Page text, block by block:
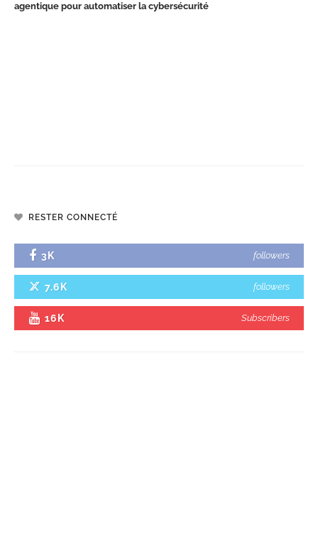
agentique pour automatiser la cybersécurité
RESTER CONNECTÉ
3K followers
7.6K followers
16K Subscribers